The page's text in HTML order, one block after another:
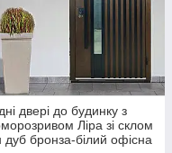
двері до будинку з
Ліра зі склом
дуб бронза-білий офісна